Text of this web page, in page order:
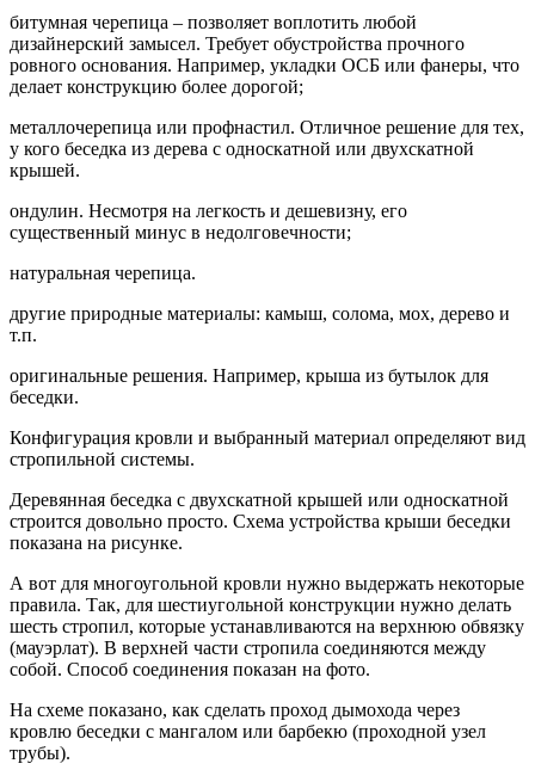
битумная черепица – позволяет воплотить любой
дизайнерский замысел. Требует обустройства прочного
ровного основания. Например, укладки ОСБ или фанеры, что
делает конструкцию более дорогой;
металлочерепица или профнастил. Отличное решение для тех,
у кого беседка из дерева с односкатной или двухскатной
крышей.
ондулин. Несмотря на легкость и дешевизну, его
существенный минус в недолговечности;
натуральная черепица.
другие природные материалы: камыш, солома, мох, дерево и
т.п.
оригинальные решения. Например, крыша из бутылок для
беседки.
Конфигурация кровли и выбранный материал определяют вид
стропильной системы.
Деревянная беседка с двухскатной крышей или односкатной
строится довольно просто. Схема устройства крыши беседки
показана на рисунке.
А вот для многоугольной кровли нужно выдержать некоторые
правила. Так, для шестиугольной конструкции нужно делать
шесть стропил, которые устанавливаются на верхнюю обвязку
(мауэрлат). В верхней части стропила соединяются между
собой. Способ соединения показан на фото.
На схеме показано, как сделать проход дымохода через
кровлю беседки с мангалом или барбекю (проходной узел
трубы).